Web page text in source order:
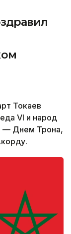
Токаев
VI и народ
— Днем Трона,